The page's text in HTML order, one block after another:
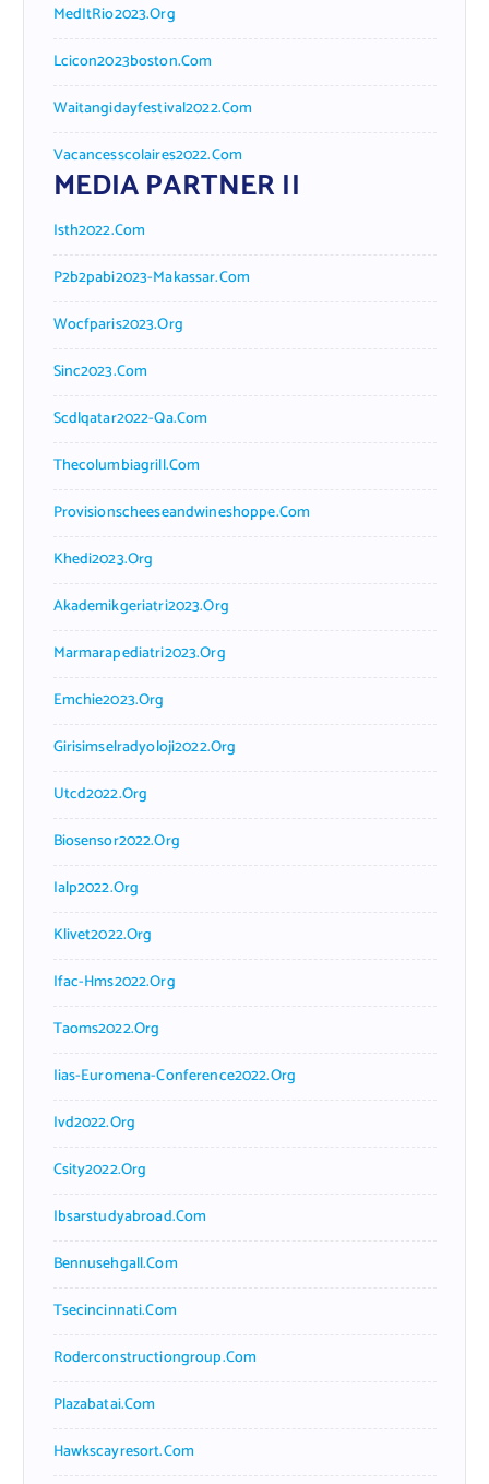
MedItRio2023.org
Lcicon2023boston.com
Waitangidayfestival2022.com
Vacancesscolaires2022.com
MEDIA PARTNER II
Isth2022.com
P2b2pabi2023-Makassar.com
Wocfparis2023.org
Sinc2023.com
Scdlqatar2022-Qa.com
Thecolumbiagrill.com
Provisionscheeseandwineshoppe.com
Khedi2023.org
Akademikgeriatri2023.org
Marmarapediatri2023.org
Emchie2023.org
Girisimselradyoloji2022.org
Utcd2022.org
Biosensor2022.org
Ialp2022.org
Klivet2022.org
Ifac-Hms2022.org
Taoms2022.org
Iias-Euromena-Conference2022.org
Ivd2022.org
Csity2022.org
Ibsarstudyabroad.com
Bennusehgall.com
Tsecincinnati.com
Roderconstructiongroup.com
Plazabatai.com
Hawkscayresort.com